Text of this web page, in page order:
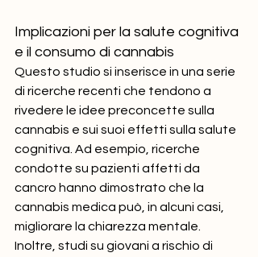
Implicazioni per la salute cognitiva
e il consumo di cannabis
Questo studio si inserisce in una serie
di ricerche recenti che tendono a
rivedere le idee preconcette sulla
cannabis e sui suoi effetti sulla salute
cognitiva. Ad esempio, ricerche
condotte su pazienti affetti da
cancro hanno dimostrato che la
cannabis medica può, in alcuni casi,
migliorare la chiarezza mentale.
Inoltre, studi su giovani a rischio di